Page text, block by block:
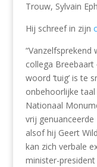
Trouw, Sylvain
Hij schreef in zijn
collega Breebaart
woord ‘tuig’ is te
onbehoorlijke
Nationaal
vrij genuanceerde
alsof hij Geert
kan zich verbale
minister-